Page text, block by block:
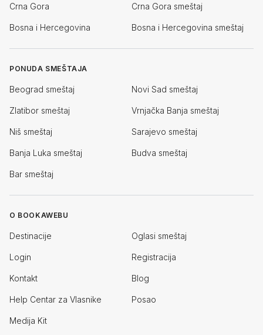
Crna Gora Crna Gora smeštaj
Bosna i Hercegovina Bosna i Hercegovina smeštaj
PONUDA SMEŠTAJA
Beograd smeštaj Novi Sad smeštaj
Zlatibor smeštaj Vrnjačka Banja smeštaj
Niš smeštaj Sarajevo smeštaj
Banja Luka smeštaj Budva smeštaj
Bar smeštaj
O BOOKAWEBU
Destinacije Oglasi smeštaj
Login Registracija
Kontakt Blog
Help Centar za Vlasnike Posao
Medija Kit